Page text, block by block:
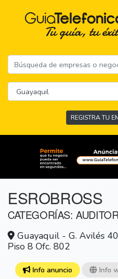
REGISTRA TU
ESROBROSS
CATEGORÍAS:
Guayaquil - G. Avilés
Piso 8 Ofc. 802
Info anuncio Info